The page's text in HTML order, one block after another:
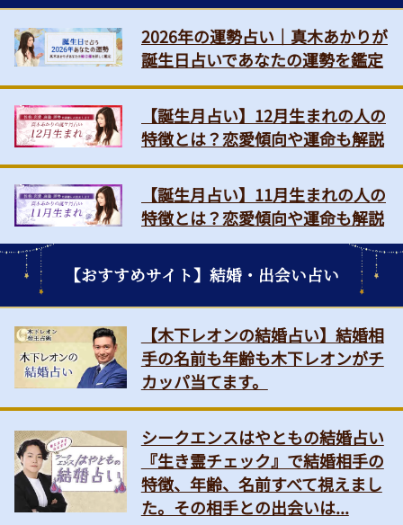
2026年の運勢占い｜真木あかりが
誕生日占いであなたの運勢を鑑定
【誕生月占い】12月生まれの人の
特徴とは？恋愛傾向や運命も解説
【誕生月占い】11月生まれの人の
特徴とは？恋愛傾向や運命も解説
【おすすめサイト】結婚・出会い占い
【木下レオンの結婚占い】結婚相
手の名前も年齢も木下レオンがチ
カッパ当てます。
シークエンスはやともの結婚占い
『生き霊チェック』で結婚相手の
特徴、年齢、名前すべて視えまし
た。その相手との出会いは...